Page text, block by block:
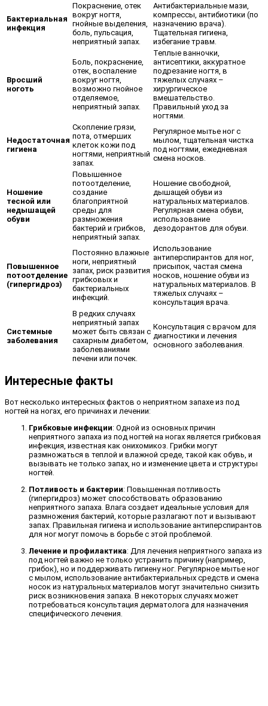
Бактериальная
инфекция
Покраснение, отек
вокруг ногтя,
гнойные выделения,
боль, пульсация,
неприятный запах.
Антибактериальные мази,
компрессы, антибиотики (по
назначению врача).
Тщательная гигиена,
избегание травм.
Вросший
ноготь
Боль, покраснение,
отек, воспаление
вокруг ногтя,
возможно гнойное
отделяемое,
неприятный запах.
Теплые ванночки,
антисептики, аккуратное
подрезание ногтя, в
тяжелых случаях –
хирургическое
вмешательство.
Правильный уход за
ногтями.
Недостаточная
гигиена
Скопление грязи,
пота, отмерших
клеток кожи под
ногтями, неприятный
запах.
Регулярное мытье ног с
мылом, тщательная чистка
под ногтями, ежедневная
смена носков.
Ношение
тесной или
недышащей
обуви
Повышенное
потоотделение,
создание
благоприятной
среды для
размножения
бактерий и грибков,
неприятный запах.
Ношение свободной,
дышащей обуви из
натуральных материалов.
Регулярная смена обуви,
использование
дезодорантов для обуви.
Повышенное
потоотделение
(гипергидроз)
Постоянно влажные
ноги, неприятный
запах, риск развития
грибковых и
бактериальных
инфекций.
Использование
антиперспирантов для ног,
присыпок, частая смена
носков, ношение обуви из
натуральных материалов. В
тяжелых случаях –
консультация врача.
Системные
заболевания
В редких случаях
неприятный запах
может быть связан с
сахарным диабетом,
заболеваниями
печени или почек.
Консультация с врачом для
диагностики и лечения
основного заболевания.
Интересные факты
Вот несколько интересных фактов о неприятном запахе из под
ногтей на ногах, его причинах и лечении:
Грибковые инфекции: Одной из основных причин
неприятного запаха из под ногтей на ногах является грибковая
инфекция, известная как онихомикоз. Грибки могут
размножаться в теплой и влажной среде, такой как обувь, и
вызывать не только запах, но и изменение цвета и структуры
ногтей.
Потливость и бактерии: Повышенная потливость
(гипергидроз) может способствовать образованию
неприятного запаха. Влага создает идеальные условия для
размножения бактерий, которые разлагают пот и вызывают
запах. Правильная гигиена и использование антиперспирантов
для ног могут помочь в борьбе с этой проблемой.
Лечение и профилактика: Для лечения неприятного запаха из
под ногтей важно не только устранить причину (например,
грибок), но и поддерживать гигиену ног. Регулярное мытье ног
с мылом, использование антибактериальных средств и смена
носок из натуральных материалов могут значительно снизить
риск возникновения запаха. В некоторых случаях может
потребоваться консультация дерматолога для назначения
специфического лечения.